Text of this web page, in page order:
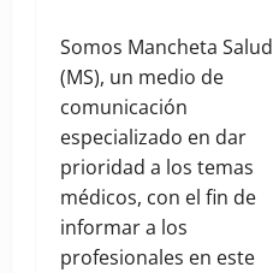
Somos Mancheta Salud
(MS), un medio de
comunicación
especializado en dar
prioridad a los temas
médicos, con el fin de
informar a los
profesionales en este